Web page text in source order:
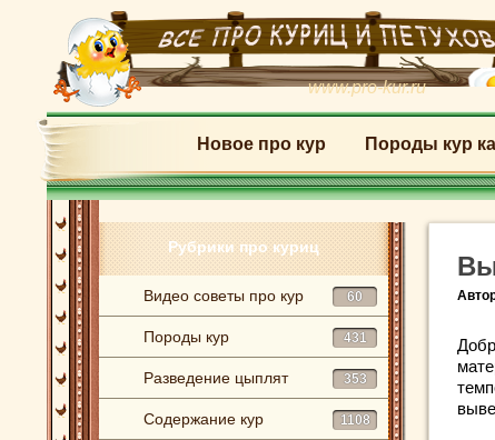
www.pro-kur.ru
Новое про кур Породы кур
Рубрики про куриц
Видео советы про кур 60
Породы кур 431
Разведение цыплят 353
Содержание кур 1108